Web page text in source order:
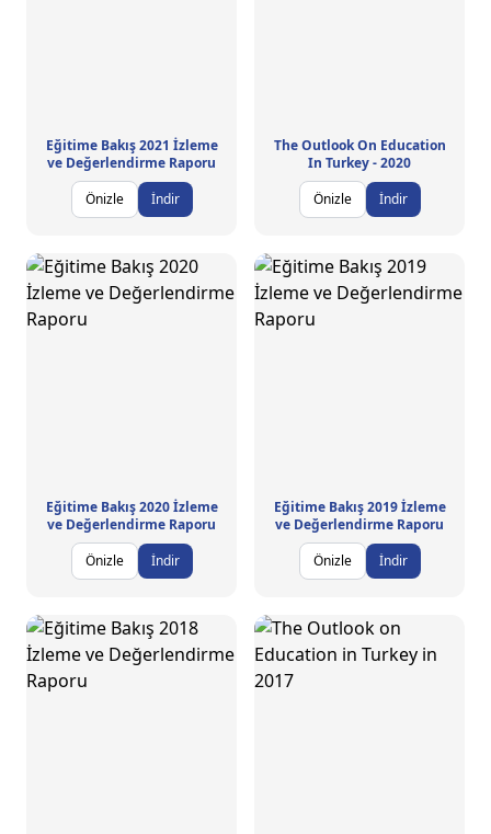
Eğitime Bakış 2021 İzleme
ve Değerlendirme Raporu
Önizle
İndir
The Outlook On Education
In Turkey - 2020
Önizle
İndir
Eğitime Bakış 2020 İzleme
ve Değerlendirme Raporu
Önizle
İndir
Eğitime Bakış 2019 İzleme
ve Değerlendirme Raporu
Önizle
İndir